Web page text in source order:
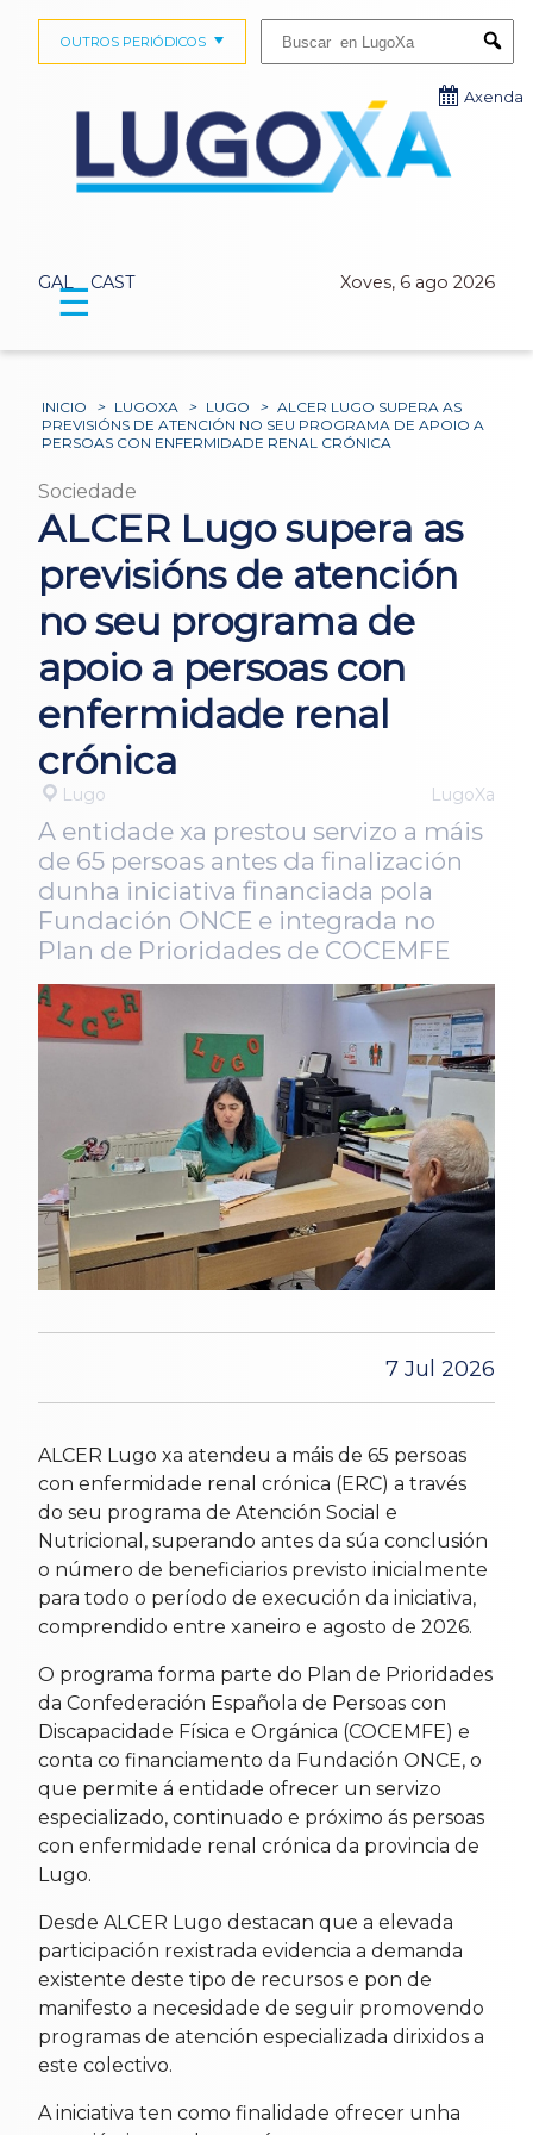
GAL CAST Xoves, 6 ago 2026
OUTROS PERIÓDICOS
Axenda
☰
INICIO > LUGOXA > LUGO > ALCER LUGO SUPERA AS
PREVISIÓNS DE ATENCIÓN NO SEU PROGRAMA DE APOIO A
PERSOAS CON ENFERMIDADE RENAL CRÓNICA
Sociedade
ALCER Lugo supera as
previsións de atención
no seu programa de
apoio a persoas con
enfermidade renal
crónica
Lugo LugoXa
A entidade xa prestou servizo a máis
de 65 persoas antes da finalización
dunha iniciativa financiada pola
Fundación ONCE e integrada no
Plan de Prioridades de COCEMFE
7 Jul 2026
ALCER Lugo xa atendeu a máis de 65 persoas
con enfermidade renal crónica (ERC) a través
do seu programa de Atención Social e
Nutricional, superando antes da súa conclusión
o número de beneficiarios previsto inicialmente
para todo o período de execución da iniciativa,
comprendido entre xaneiro e agosto de 2026.
O programa forma parte do Plan de Prioridades
da Confederación Española de Persoas con
Discapacidade Física e Orgánica (COCEMFE) e
conta co financiamento da Fundación ONCE, o
que permite á entidade ofrecer un servizo
especializado, continuado e próximo ás persoas
con enfermidade renal crónica da provincia de
Lugo.
Desde ALCER Lugo destacan que a elevada
participación rexistrada evidencia a demanda
existente deste tipo de recursos e pon de
manifesto a necesidade de seguir promovendo
programas de atención especializada dirixidos a
este colectivo.
A iniciativa ten como finalidade ofrecer unha